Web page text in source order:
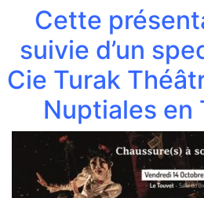
Cette
suivie d’un
Cie Turak
Nuptiales en